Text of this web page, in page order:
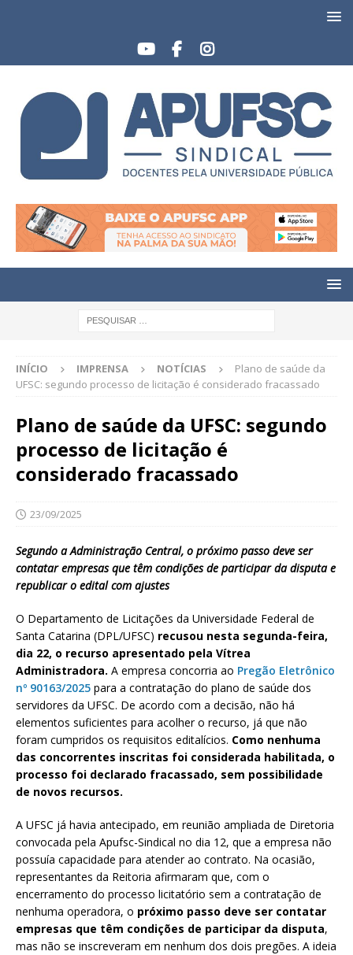
INÍCIO IMPRENSA NOTÍCIAS
Plano de saúde da
UFSC: segundo processo de licitação é considerado fracassado
Plano de saúde da UFSC: segundo
processo de licitação é
considerado fracassado
23/09/2025
Segundo a Administração Central, o próximo passo deve ser
contatar empresas que têm condições de participar da disputa e
republicar o edital com ajustes
O Departamento de Licitações da Universidade Federal de
Santa Catarina (DPL/UFSC) recusou nesta segunda-feira,
dia 22, o recurso apresentado pela Vítrea
Administradora. A empresa concorria ao Pregão Eletrônico
nº 90163/2025 para a contratação do plano de saúde dos
servidores da UFSC. De acordo com a decisão, não há
elementos suficientes para acolher o recurso, já que não
foram cumpridos os requisitos editalícios. Como nenhuma
das concorrentes inscritas foi considerada habilitada, o
processo foi declarado fracassado, sem possibilidade
de novos recursos.
A UFSC já havia antecipado, em reunião ampliada de Diretoria
convocada pela Apufsc-Sindical no dia 12, que a empresa não
possuía capacidade para atender ao contrato. Na ocasião,
representantes da Reitoria afirmaram que, com o
encerramento do processo licitatório sem a contratação de
nenhuma operadora, o próximo passo deve ser contatar
empresas que têm condições de participar da disputa,
mas não se inscreveram em nenhum dos dois pregões. A ideia